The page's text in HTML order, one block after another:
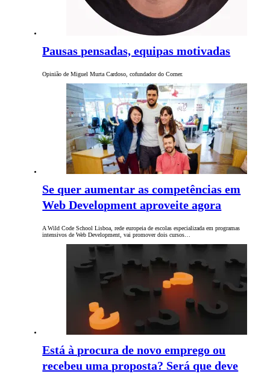
Pausas pensadas, equipas motivadas
Opinião de Miguel Murta Cardoso, cofundador do Corner.
Se quer aumentar as competências em
Web Development aproveite agora
A Wild Code School Lisboa, rede europeia de escolas especializada em programas
intensivos de Web Development, vai promover dois cursos…
Está à procura de novo emprego ou
recebeu uma proposta? Será que deve